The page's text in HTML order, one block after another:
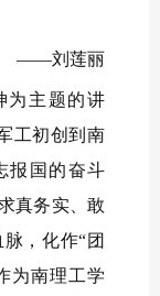
——刘莲丽
为主题的讲
工初创到南
报国的奋斗
真务实、敢
，化作“团
为南理工学